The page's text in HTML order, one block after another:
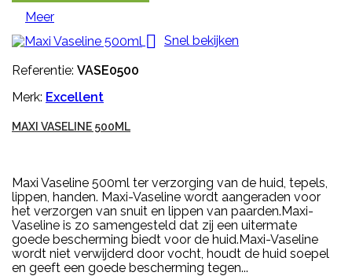
Meer
 Snel bekijken
Referentie: VASE0500
Merk: Excellent
MAXI VASELINE 500ML
Maxi Vaseline 500ml ter verzorging van de huid, tepels,
lippen, handen. Maxi-Vaseline wordt aangeraden voor
het verzorgen van snuit en lippen van paarden.Maxi-
Vaseline is zo samengesteld dat zij een uitermate
goede bescherming biedt voor de huid.Maxi-Vaseline
wordt niet verwijderd door vocht, houdt de huid soepel
en geeft een goede bescherming tegen...